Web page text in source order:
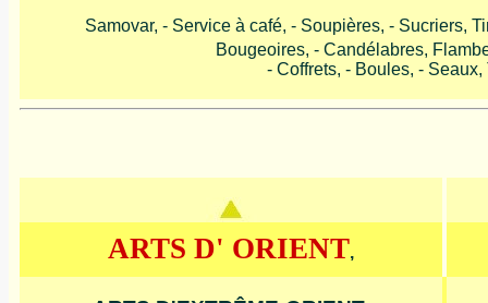
Samovar, - Service à café, - Soupières, - Sucriers,
Bougeoires, - Candélabres,
- Coffrets, - Boules, - Seaux,
ARTS D' ORIENT,